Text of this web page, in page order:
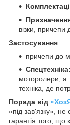
візки, причепи
Застосування
причепи до
Спецтехніка:
моторолери, а
техніка, де
Порада від
«під зав'язку», не
гарантія того, що